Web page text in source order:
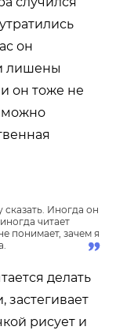
он
лишены
он тоже не
можно
сказать. Иногда он
читает
понимает, зачем я
делать
застегивает
рисует и